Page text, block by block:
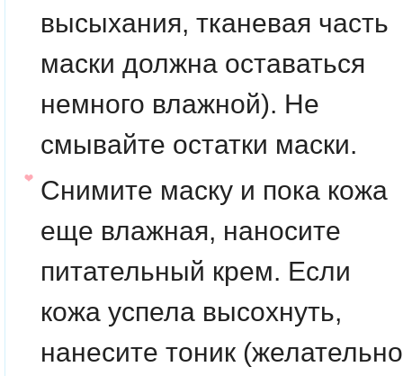
высыхания, тканевая часть
маски должна оставаться
немного влажной). Не
смывайте остатки маски.
Снимите маску и пока кожа
еще влажная, наносите
питательный крем. Если
кожа успела высохнуть,
нанесите тоник (желательно